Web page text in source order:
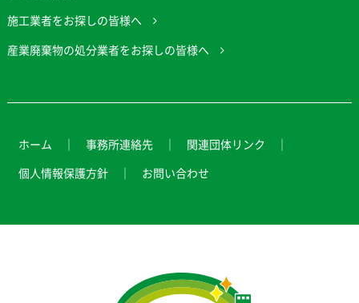
施工業者をお探しの皆様へ
産業廃棄物の処分業者をお探しの皆様へ
ホーム 事務所連絡先
関連団体リンク
個人情報保護方針
お問い合わせ